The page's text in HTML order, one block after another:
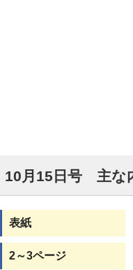
10月15日号 主な
表紙
2～3ページ